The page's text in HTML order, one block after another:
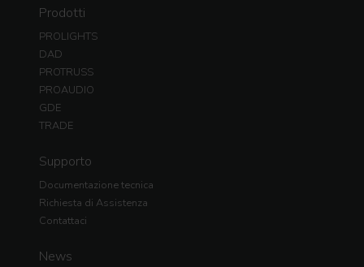
Prodotti
PROLIGHTS
DAD
PROTRUSS
PROAUDIO
GDE
TRADE
Supporto
Documentazione tecnica
Richiesta di Assistenza
Contattaci
News